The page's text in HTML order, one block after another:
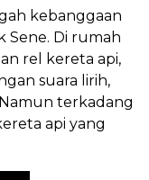
kebanggaan
Sene. Di rumah
rel kereta api,
suara lirih,
terkadang
api yang